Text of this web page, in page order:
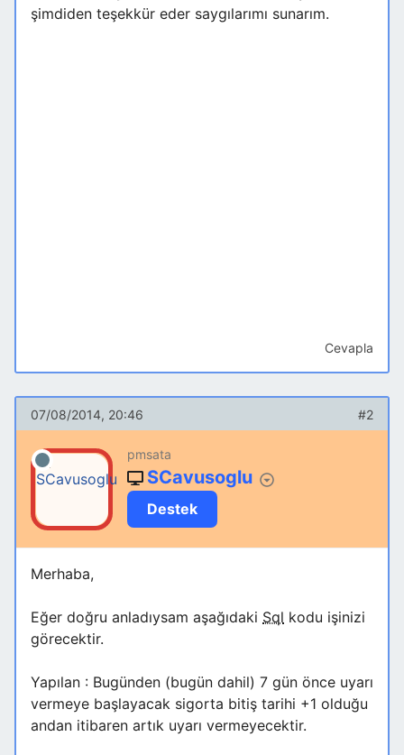
şimdiden teşekkür eder saygılarımı sunarım.
Cevapla
07/08/2014, 20:46 #2
pmsata
SCavusoglu
Destek
Merhaba,
Eğer doğru anladıysam aşağıdaki Sql kodu işinizi
görecektir.
Yapılan : Bugünden (bugün dahil) 7 gün önce uyarı
vermeye başlayacak sigorta bitiş tarihi +1 olduğu
andan itibaren artık uyarı vermeyecektir.